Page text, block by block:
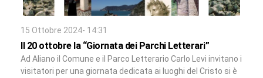
15 Ottobre 2024- 14:31
Il 20 ottobre la “Giornata dei Parchi Letterari”
Ad Aliano il Comune e il Parco Letterario Carlo Levi invitano i
visitatori per una giornata dedicata ai luoghi del Cristo si è